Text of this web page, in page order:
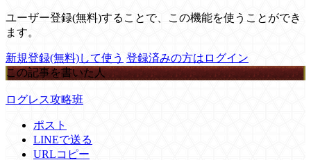
ユーザー登録(無料)することで、この機能を使うことができ
ます。
新規登録(無料)して使う 登録済みの方はログイン
この記事を書いた人
ログレス攻略班
ポスト
LINEで送る
URLコピー